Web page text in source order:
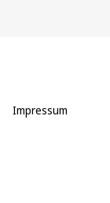
Impressum